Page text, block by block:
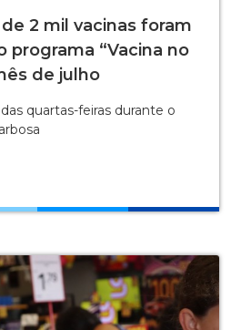
2 mil vacinas foram
programa “Vacina no
de julho
quartas-feiras durante o